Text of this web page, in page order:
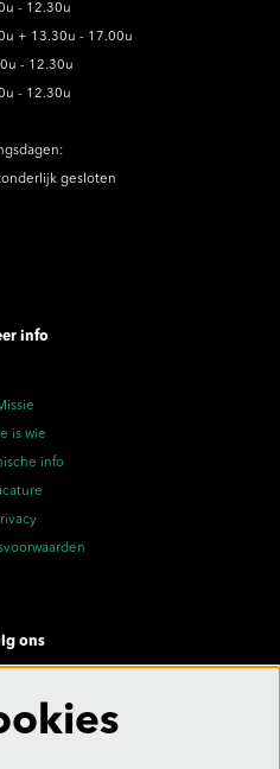
- 12.30u
+ 13.30u - 17.00u
- 12.30u
- 12.30u
gesloten
info
is wie
info
ons